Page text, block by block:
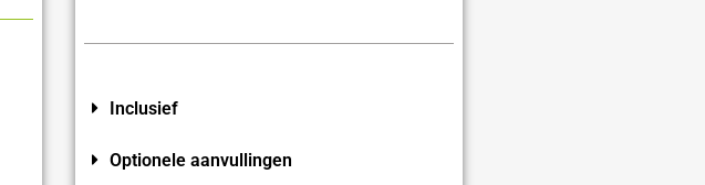
Inclusief
Optionele aanvullingen